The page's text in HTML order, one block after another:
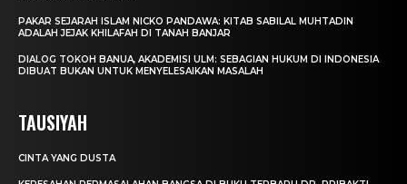
PAKAR SEJARAH ISLAM NICKO PANDAWA: KITAB SABILAL MUHTADIN
ADALAH JEJAK KHILAFAH DI TANAH BANJAR
DIALOG TOKOH BANUA, AKADEMISI ULM: SEBAGIAN HUKUM DI INDONESIA
DIBUAT BUKAN UNTUK MENYELESAIKAN MASALAH
TAUSIYAH
CINTA YANG DUSTA